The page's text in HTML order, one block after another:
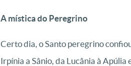
A mística do Peregrino
Certo dia, o Santo peregrino
Irpínia a Sânio, da Lucânia à